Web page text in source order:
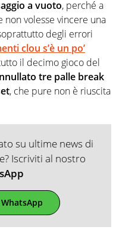
a vuoto, perché a
volesse vincere una
degli errori
clou s’è un po’
il decimo gioco del
tre palle break
, che pure non è riuscita
su ultime news di
Iscriviti al nostro